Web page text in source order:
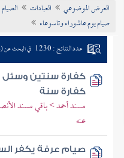
تراجم الأعلام
العرض الموضوعي العبادات الصيام
صيام يوم عاشوراء وتاسوعاء
عدد النتائج : 1230 في البحث عن
كفارة سنتين
كفارة سنة
مسند أحمد > باقي مسند
عنه
صيام عرفة يكفر